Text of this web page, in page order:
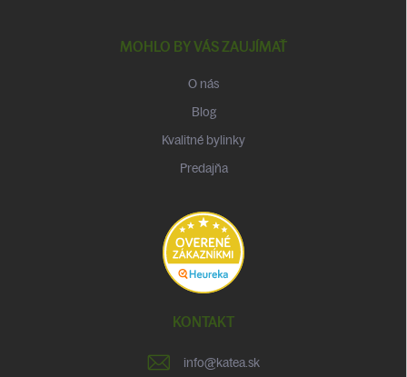
MOHLO BY VÁS ZAUJÍMAŤ
O nás
Blog
Kvalitné bylinky
Predajňa
KONTAKT
info@katea.sk